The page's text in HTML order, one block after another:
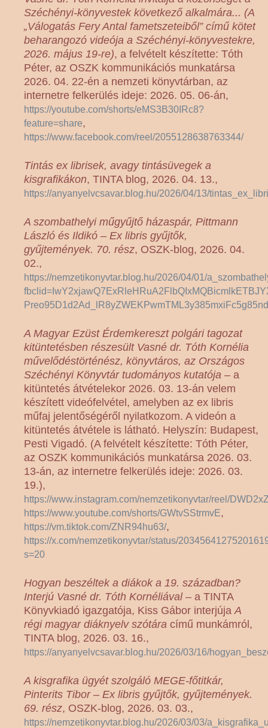
Széchényi-könyvestek következő alkalmára... (A
„Válogatás Fery Antal fametszeteiből” című kötet
beharangozó videója a Széchényi-könyvestekre,
2026. május 19-re), a felvételt készítette: Tóth
Péter, az OSZK kommunikációs munkatársa
2026. 04. 22-én a nemzeti könyvtárban, az
internetre felkerülés ideje: 2026. 05. 06-án,
https://youtube.com/shorts/eMS3B30IRc8?
feature=share,
https://www.facebook.com/reel/2055128638763344/
Tintás ex librisek, avagy tintásüvegek a
kisgrafikákon, TINTA blog, 2026. 04. 13.,
https://anyanyelvcsavar.blog.hu/2026/04/13/
A szombathelyi műgyűjtő házaspár, Pittmann
László és Ildikó – Ex libris gyűjtők,
gyűjtemények. 70. rész, OSZK-blog, 2026. 04.
02.,
https://nemzetikonyvtar.blog.hu/2026/04/01/
A Magyar Ezüst Érdemkereszt polgári tagozat
kitüntetésben részesült Vasné dr. Tóth Kornélia
művelődéstörténész, könyvtáros, az Országos
Széchényi Könyvtár tudományos kutatója – a
kitüntetés átvételekor 2026. 03. 13-án velem
készített videófelvétel, amelyben az ex libris
műfaj jelentőségéről nyilatkozom. A videón a
kitüntetés átvétele is látható. Helyszín: Budapest,
Pesti Vigadó. (A felvételt készítette: Tóth Péter,
az OSZK kommunikációs munkatársa 2026. 03.
13-án, az internetre felkerülés ideje: 2026. 03.
19.),
https://www.instagram.com/nemzetikonyvtar/reel/
https://www.youtube.com/shorts/GWtvSStrmvE,
https://vm.tiktok.com/ZNR94hu63/,
https://x.com/nemzetikonyvtar/status/
s=20
Hogyan beszéltek a diákok a 19. században?
Interjú Vasné dr. Tóth Kornéliával– a TINTA
Könyvkiadó igazgatója, Kiss Gábor interjúja A
régi magyar diáknyelv szótára című munkámról,
TINTA blog, 2026. 03. 16.,
https://anyanyelvcsavar.blog.hu/2026/03/16/
A kisgrafika ügyét szolgáló MEGE-főtitkár,
Pinterits Tibor – Ex libris gyűjtők, gyűjtemények.
69. rész, OSZK-blog, 2026. 03. 03.,
https://nemzetikonyvtar.blog.hu/2026/03/03/